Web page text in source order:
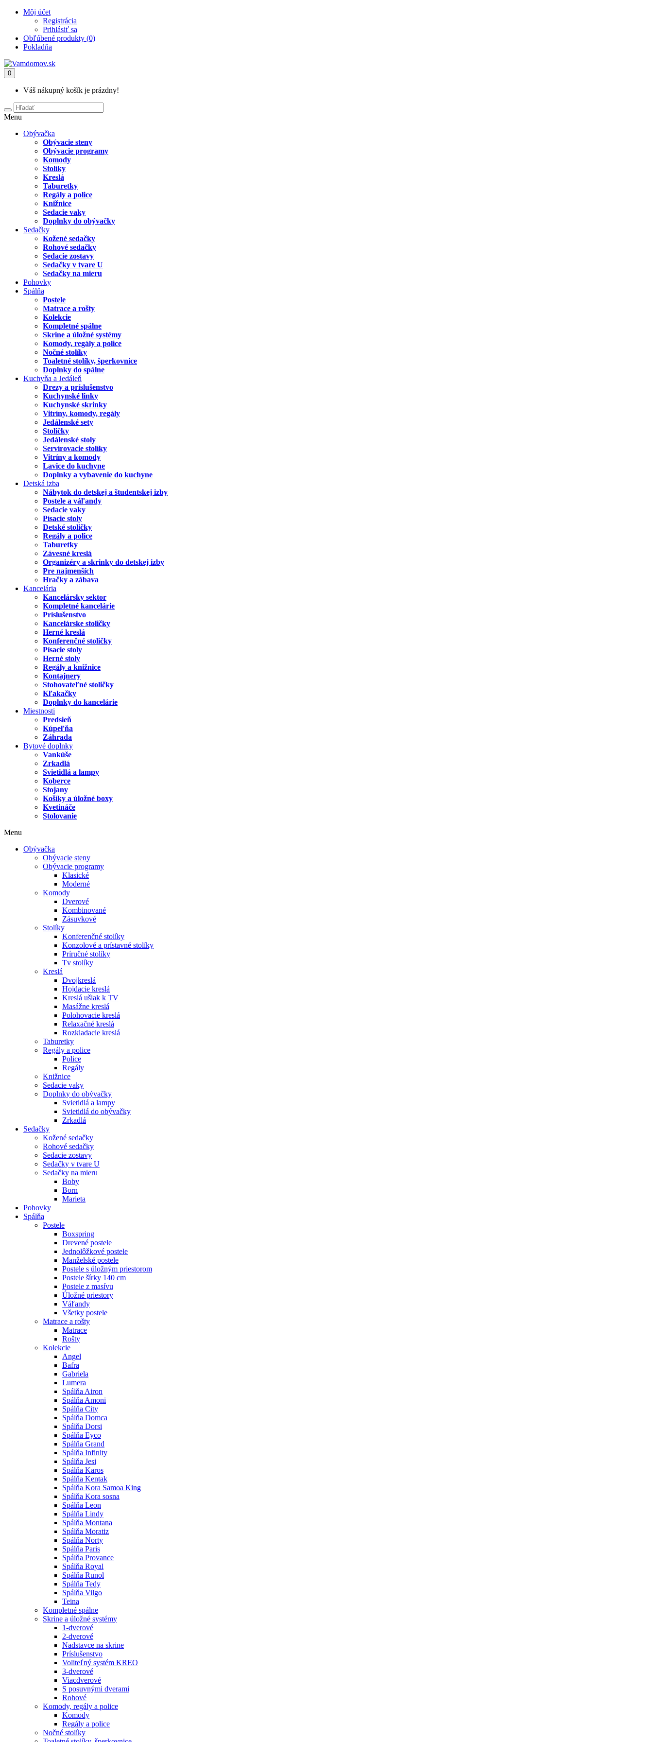
Môj účet
Registrácia
Prihlásiť sa
Obľúbené produkty (0)
Pokladňa
0
Váš nákupný košík je prázdny!
Menu
Obývačka
Obývacie steny
Obývacie programy
Komody
Stolíky
Kreslá
Taburetky
Regály a police
Knižnice
Sedacie vaky
Doplnky do obývačky
Sedačky
Kožené sedačky
Rohové sedačky
Sedacie zostavy
Sedačky v tvare U
Sedačky na mieru
Pohovky
Spálňa
Postele
Matrace a rošty
Kolekcie
Kompletné spálne
Skrine a úložné systémy
Komody, regály a police
Nočné stolíky
Toaletné stolíky, šperkovnice
Doplnky do spálne
Kuchyňa a Jedáleň
Drezy a príslušenstvo
Kuchynské linky
Kuchynské skrinky
Vitríny, komody, regály
Jedálenské sety
Stoličky
Jedálenské stoly
Servírovacie stolíky
Vitríny a komody
Lavice do kuchyne
Doplnky a vybavenie do kuchyne
Detská izba
Nábytok do detskej a študentskej izby
Postele a váľandy
Sedacie vaky
Písacie stoly
Detské stoličky
Regály a police
Taburetky
Závesné kreslá
Organizéry a skrinky do detskej izby
Pre najmenších
Hračky a zábava
Kancelária
Kancelársky sektor
Kompletné kancelárie
Príslušenstvo
Kancelárske stoličky
Herné kreslá
Konferenčné stoličky
Písacie stoly
Herné stoly
Regály a knižnice
Kontajnery
Stohovateľné stoličky
Kľakačky
Doplnky do kancelárie
Miestnosti
Predsieň
Kúpeľňa
Záhrada
Bytové doplnky
Vankúše
Zrkadlá
Svietidlá a lampy
Koberce
Stojany
Košíky a úložné boxy
Kvetináče
Stolovanie
Menu
Obývačka
Obývacie steny
Obývacie programy
Klasické
Moderné
Komody
Dverové
Kombinované
Zásuvkové
Stolíky
Konferenčné stolíky
Konzolové a prístavné stolíky
Príručné stolíky
Tv stolíky
Kreslá
Dvojkreslá
Hojdacie kreslá
Kreslá ušiak k TV
Masážne kreslá
Polohovacie kreslá
Relaxačné kreslá
Rozkladacie kreslá
Taburetky
Regály a police
Police
Regály
Knižnice
Sedacie vaky
Doplnky do obývačky
Svietidlá a lampy
Svietidlá do obývačky
Zrkadlá
Sedačky
Kožené sedačky
Rohové sedačky
Sedacie zostavy
Sedačky v tvare U
Sedačky na mieru
Boby
Born
Marieta
Pohovky
Spálňa
Postele
Boxspring
Drevené postele
Jednolôžkové postele
Manželské postele
Postele s úložným priestorom
Postele šírky 140 cm
Postele z masívu
Úložné priestory
Váľandy
Všetky postele
Matrace a rošty
Matrace
Rošty
Kolekcie
Angel
Bafra
Gabriela
Lumera
Spálňa Airon
Spálňa Amoni
Spálňa City
Spálňa Domca
Spálňa Dorsi
Spálňa Eyco
Spálňa Grand
Spálňa Infinity
Spálňa Jesi
Spálňa Karos
Spálňa Kentak
Spálňa Kora Samoa King
Spálňa Kora sosna
Spálňa Leon
Spálňa Lindy
Spálňa Montana
Spálňa Moratiz
Spálňa Norty
Spálňa Paris
Spálňa Provance
Spálňa Royal
Spálňa Runol
Spálňa Tedy
Spálňa Vilgo
Teina
Kompletné spálne
Skrine a úložné systémy
1-dverové
2-dverové
Nadstavce na skrine
Príslušenstvo
Voliteľný systém KREO
3-dverové
Viacdverové
S posuvnými dverami
Rohové
Komody, regály a police
Komody
Regály a police
Nočné stolíky